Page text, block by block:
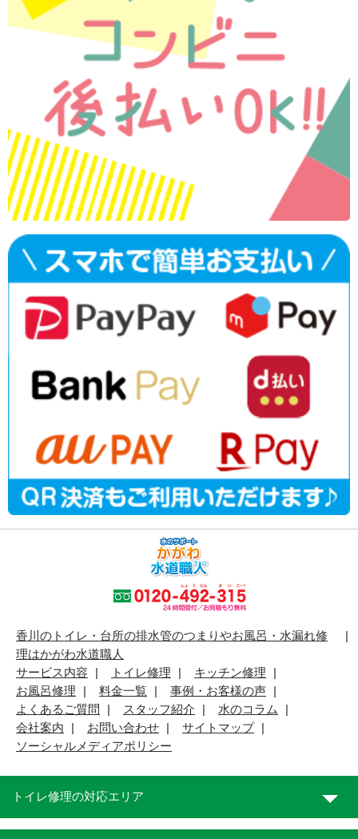
香川のトイレ・台所の排水管のつまりやお風呂・水漏れ修
理はかがわ水道職人
サービス内容
トイレ修理
キッチン修理
お風呂修理
料金一覧
事例・お客様の声
よくあるご質問
スタッフ紹介
水のコラム
会社案内
お問い合わせ
サイトマップ
ソーシャルメディアポリシー
トイレ修理の対応エリア